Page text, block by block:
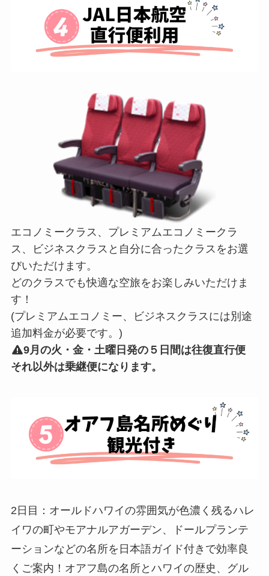
エコノミークラス、プレミアムエコノミークラ
ス、ビジネスクラスと自分に合ったクラスをお選
びいただけます。
どのクラスでも快適な空旅をお楽しみいただけま
す！
(プレミアムエコノミー、ビジネスクラスには別途
追加料金が必要です。)
9月の火・金・土曜日発の５日間は往復直行便
それ以外は乗継便になります。
2日目：オールドハワイの雰囲気が色濃く残るハレ
イワの町やモアナルアガーデン、ドールプランテ
ーションなどの名所を日本語ガイド付きで効率良
くご案内！オアフ島の名所とハワイの歴史、グル